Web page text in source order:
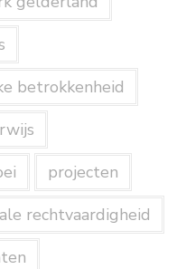
betrokkenheid
projecten
rechtvaardigheid